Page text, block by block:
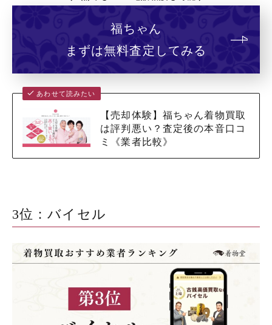
福ちゃん
まずは無料査定してみる
あわせて読みたい
【売却体験】福ちゃん着物買取
は評判悪い？査定後の本音口コ
ミ《業者比較》
3位：バイセル